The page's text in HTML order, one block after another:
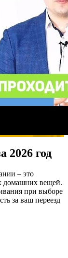
2026 год
– это
домашних вещей.
при выборе
за ваш переезд